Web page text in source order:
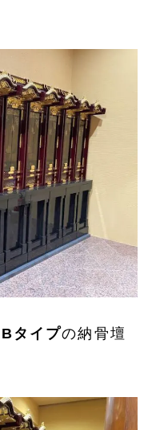
Bタイプの納骨壇